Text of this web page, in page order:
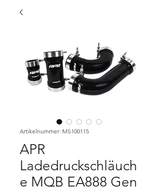
Artikelnummer: MS100115
APR
Ladedruckschläuch
e MQB EA888 Gen